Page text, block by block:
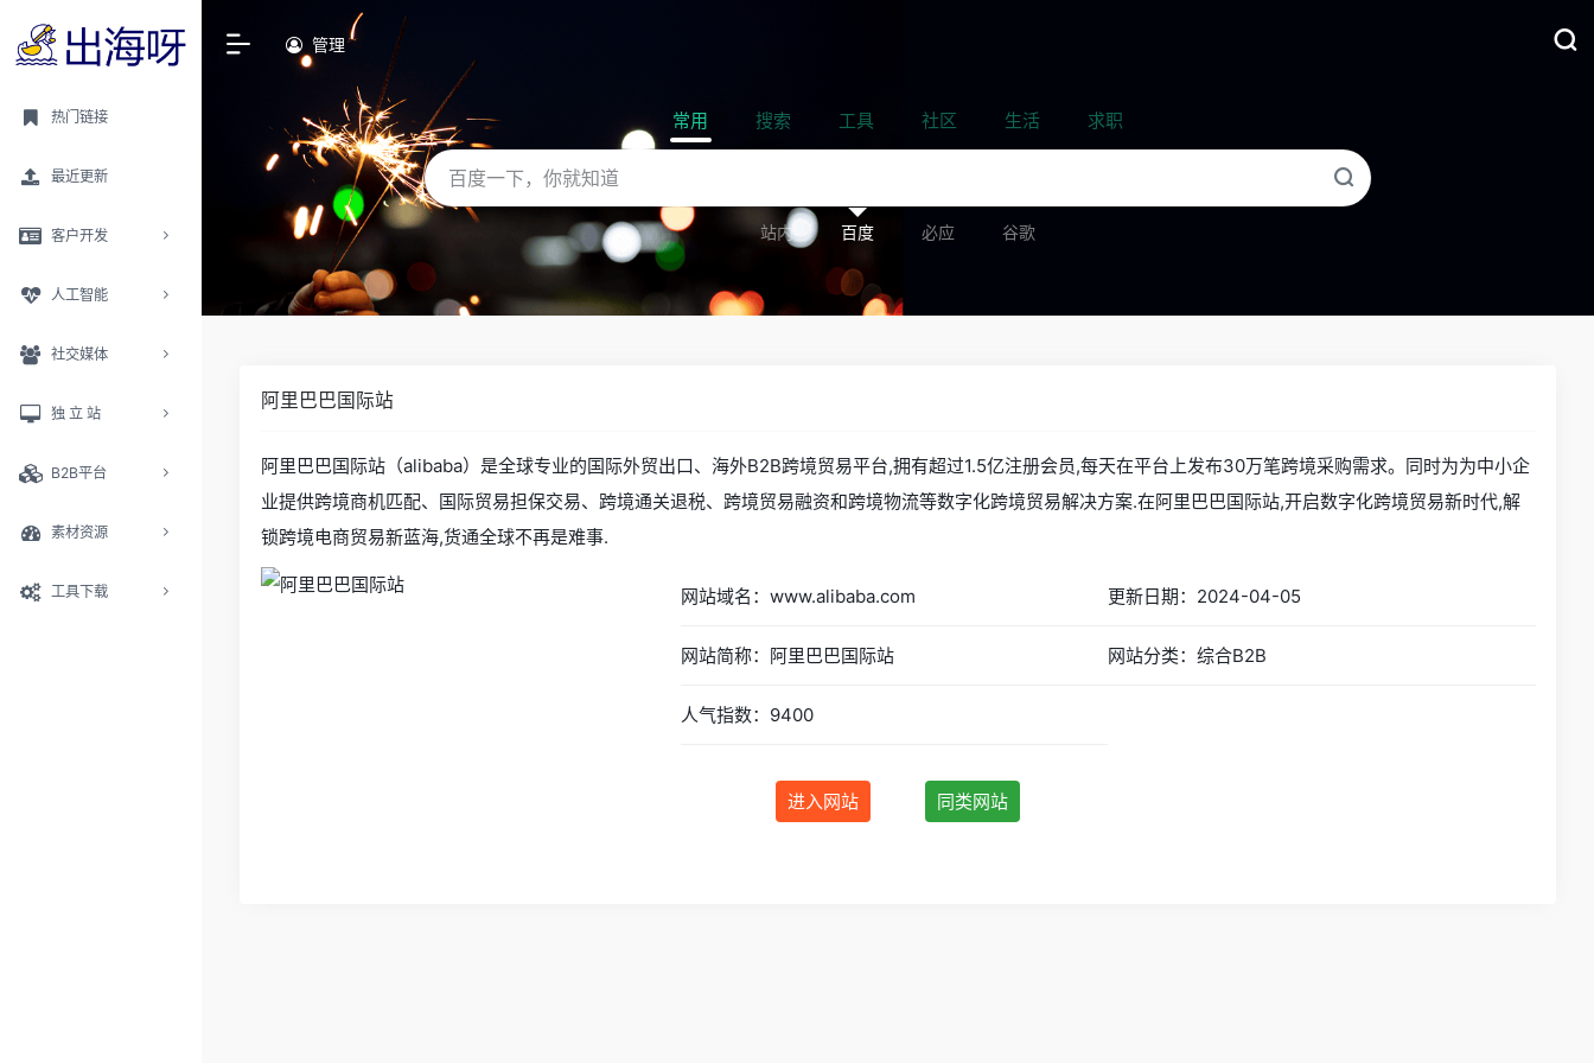
热门链接
最近更新
客户开发
人工智能
社交媒体
独 立 站
B2B平台
素材资源
工具下载
管理
常用 搜索 工具 社区 生活 求职
站内 百度 必应 谷歌
阿里巴巴国际站
阿里巴巴国际站（alibaba）是全球专业的国际外贸出口、海外B2B跨境贸易平台,拥有超过1.5亿注册会员,每天在平台上发布30万笔跨境采购需求。同时为为中小企
业提供跨境商机匹配、国际贸易担保交易、跨境通关退税、跨境贸易融资和跨境物流等数字化跨境贸易解决方案.在阿里巴巴国际站,开启数字化跨境贸易新时代,解
锁跨境电商贸易新蓝海,货通全球不再是难事.
网站域名：www.alibaba.com 更新日期：2024-04-05
网站简称：阿里巴巴国际站 网站分类：综合B2B
人气指数：9400
进入网站 同类网站